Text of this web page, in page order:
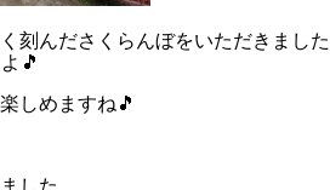
刻んださくらんぼをいただきました
🎵
しめますね🎵
した。